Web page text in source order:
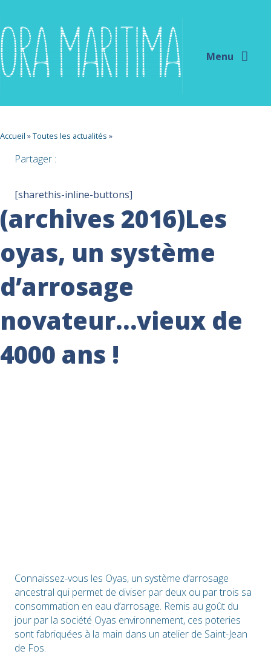
Menu
Accueil »Toutes les actualités »
Partager :
[sharethis-inline-buttons]
(archives 2016)Les
oyas, un système
d’arrosage
novateur…vieux de
4000 ans !
Connaissez-vous les Oyas, un système d’arrosage
ancestral qui permet de diviser par deux ou par trois sa
consommation en eau d’arrosage. Remis au goût du
jour par la société Oyas environnement, ces poteries
sont fabriquées à la main dans un atelier de Saint-Jean
de Fos.